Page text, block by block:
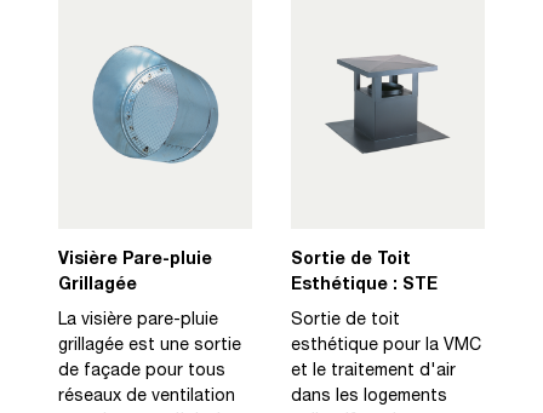
Visière Pare-pluie
Grillagée
La visière pare-pluie
grillagée est une sortie
de façade pour tous
réseaux de ventilation
Sortie de Toit
Esthétique : STE
Sortie de toit
esthétique pour la VMC
et le traitement d'air
dans les logements